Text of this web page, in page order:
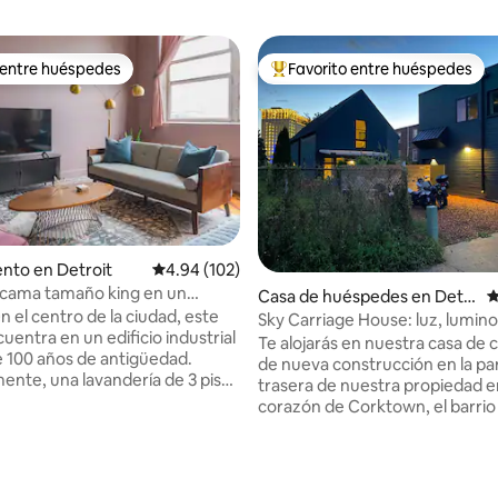
de 5, 174 reseñas
huéspedes
huéspedes
en Detroit Calificación promedio: 4.94 de 5, 102 reseñas
4.94 (102)
tamaño king en un
al que se puede ir
el centro de la ciudad, este
en un edificio industrial
100 años de antigüedad.
una lavandería de 3 pisos
Favorito entre huéspedes
Favorito entre huéspedes
Casa de huéspedes en Detr
oit
Sky Carriage House: luz,
escapada a Corktown
Te alojarás en nuestra casa de
de nueva construcción en la
trasera de nuestra propiedad
corazón de Corktown, el